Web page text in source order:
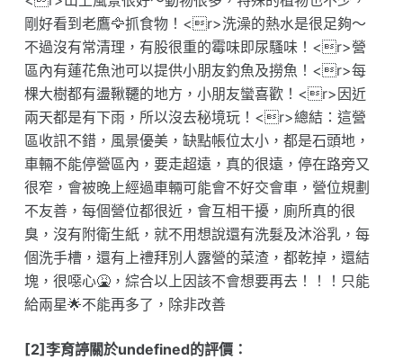
剛好看到老鷹🦅抓食物！<r>洗澡的熱水是很足夠～
不過沒有常清理，有股很重的霉味即尿騷味！<r>營
區內有蓮花魚池可以提供小朋友釣魚及撈魚！<r>每
棵大樹都有盪鞦韆的地方，小朋友蠻喜歡！<r>因近
兩天都是有下雨，所以沒去秘境玩！<r>總結：這營
區收訊不錯，風景優美，缺點帳位太小，都是石頭地，
車輛不能停營區內，要走超遠，真的很遠，停在路旁又
很窄，會被晚上經過車輛可能會不好交會車，營位規劃
不友善，每個營位都很近，會互相干擾，廁所真的很
臭，沒有附衛生紙，就不用想說還有洗髮及沐浴乳，每
個洗手槽，還有上禮拜別人露營的菜渣，都乾掉，還結
塊，很噁心🤮，綜合以上因該不會想要再去！！！只能
給兩星🌟不能再多了，除非改善
[2]李育諪關於undefined的評價：